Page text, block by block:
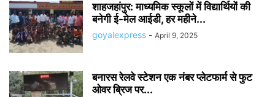
शाहजहांपुर: माध्यमिक स्कूलाें में विद्यार्थियों की
बनेगी ई-मेल आईडी, हर महीने...
goyalexpress - April 9, 2025
बनारस रेलवे स्टेशन एक नंबर प्लेटफार्म से फुट
ओवर ब्रिज पर...